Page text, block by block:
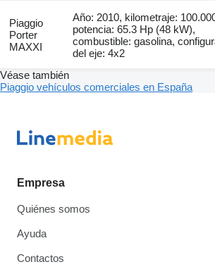
Piaggio
Porter
MAXXI
Año: 2010, kilometraje:
potencia: 65.3 Hp (48 kW),
combustible: gasolina,
del eje: 4x2
Véase también
Piaggio vehículos comerciales en España
Empresa
Quiénes somos
Ayuda
Contactos